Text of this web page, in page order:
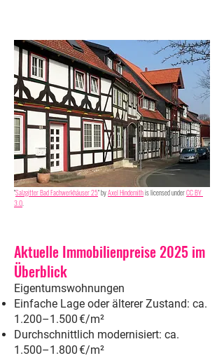
"Salzgitter Bad Fachwerkhäuser 25" by Axel Hindemith is licensed under CC BY
3.0.
Aktuelle Immobilienpreise 2025 im
Überblick
Eigentumswohnungen
Einfache Lage oder älterer Zustand: ca.
1.200–1.500 €/m²
Durchschnittlich modernisiert: ca.
1.500–1.800 €/m²